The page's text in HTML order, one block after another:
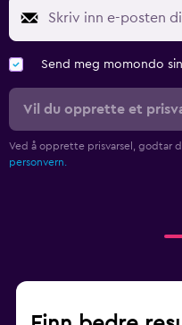
Send meg momondo
Vil du opprette et
Ved å opprette prisvarsel, godtar
personvern.